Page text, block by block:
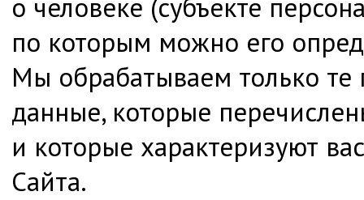
о человеке (субъекте
по которым можно его
Мы обрабатываем только те
данные, которые
и которые характеризуют
Сайта.